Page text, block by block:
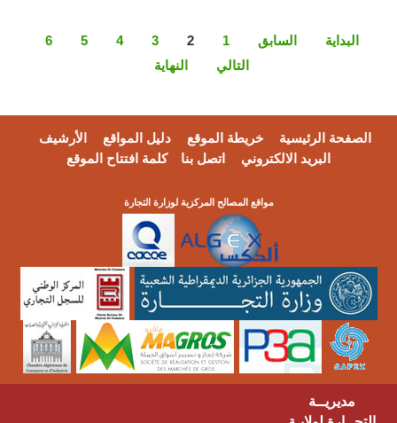
البداية السابق 1
2
3
4
5
6
التالي
النهاية
الصفحة الرئيسية خريطة الموقع دليل المواقع
الأرشيف
البريد الالكتروني
اتصل بنا كلمة افتتاح الموقع
مواقع المصالح المركزية لوزارة التجارة
مديريــة